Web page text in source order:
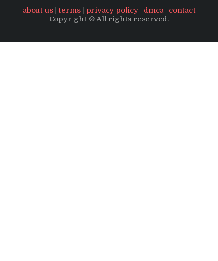
about us| terms| privacy policy| dmca| contact
Copyright © All rights reserved.